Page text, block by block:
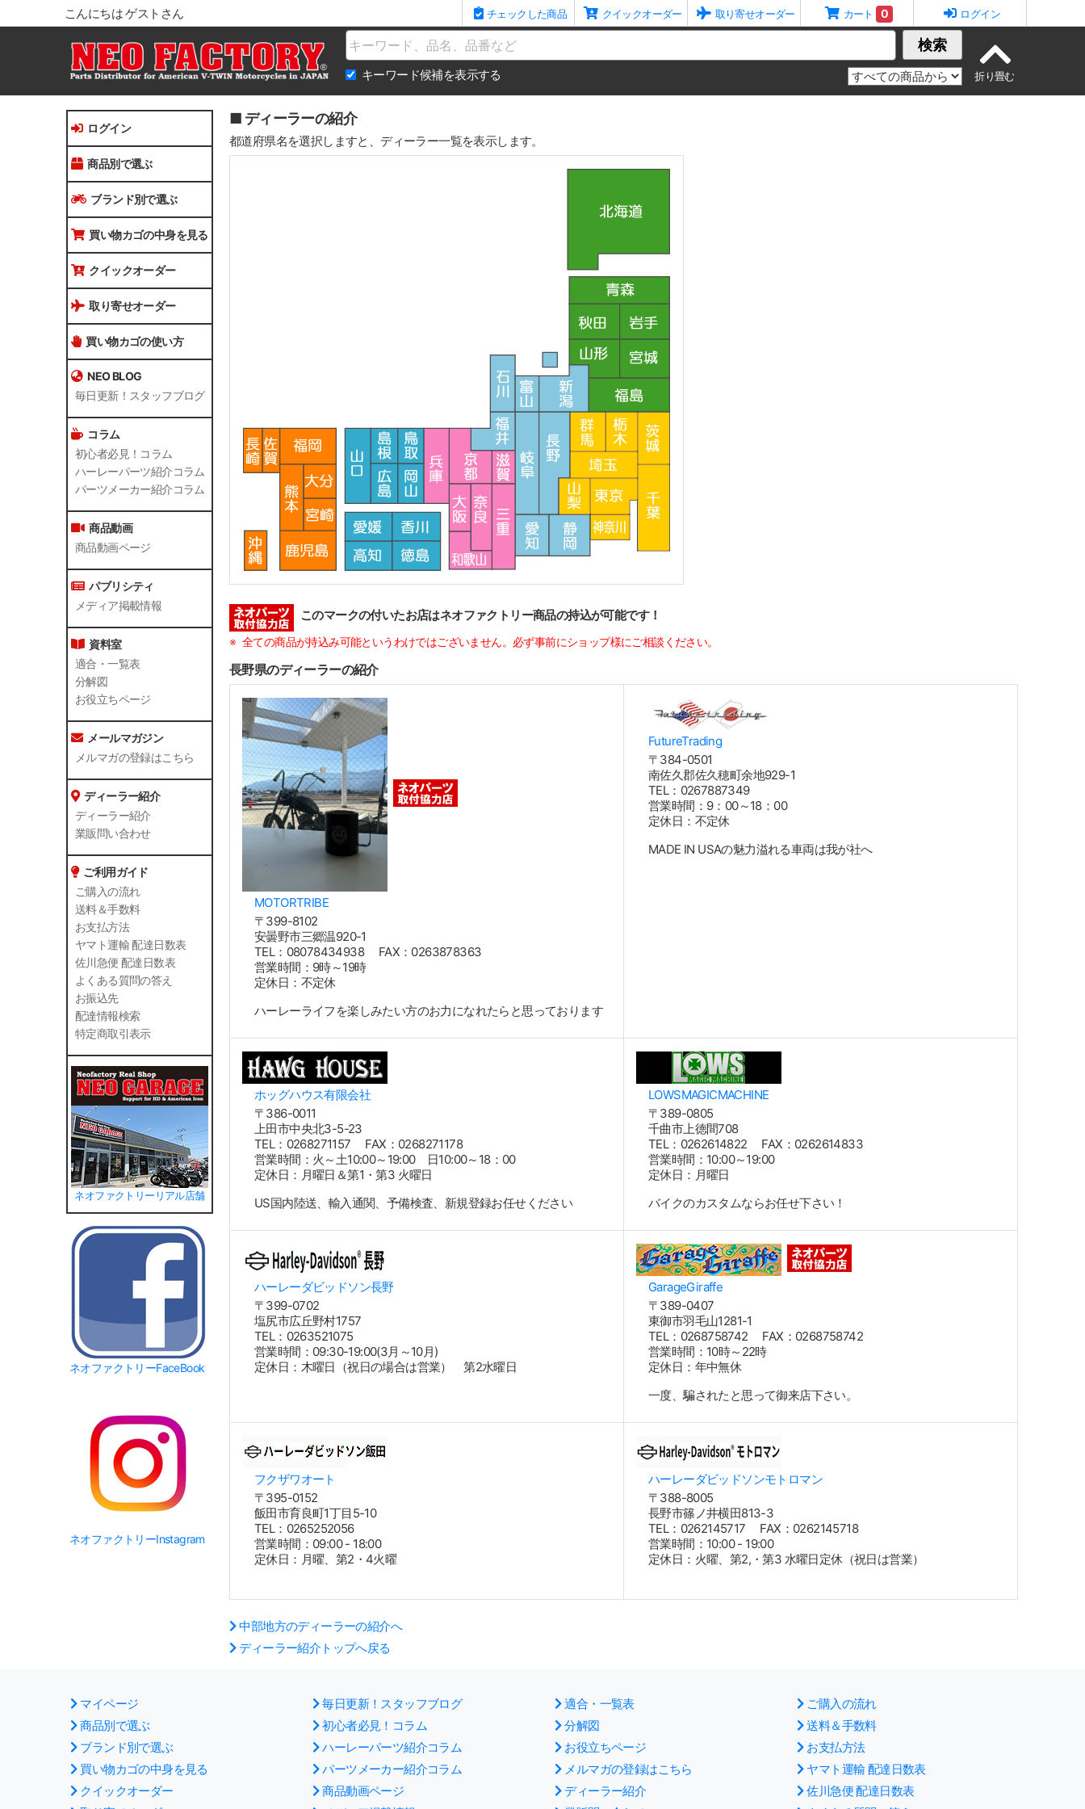
こんにちは ゲストさん チェックした商品 クイックオーダー 取り寄せオーダー カート 0 ログイン
Name 検索
キーワード候補を表示する
ログイン
商品別で選ぶ
ブランド別で選ぶ
買い物カゴの中身を見る
クイックオーダー
取り寄せオーダー
買い物カゴの使い方
NEO BLOG
毎日更新！スタッフブログ
コラム
初心者必見！コラム
ハーレーパーツ紹介コラム
パーツメーカー紹介コラム
商品動画
商品動画ページ
パブリシティ
メディア掲載情報
資料室
適合・一覧表
分解図
お役立ちページ
メールマガジン
メルマガの登録はこちら
ディーラー紹介
ディーラー紹介
業販問い合わせ
ご利用ガイド
ご購入の流れ
送料＆手数料
お支払方法
ヤマト運輸 配達日数表
佐川急便 配達日数表
よくある質問の答え
お振込先
配達情報検索
特定商取引表示
ネオファクトリーリアル店舗
ネオファクトリーFaceBook
ネオファクトリーInstagram
■ ディーラーの紹介
都道府県名を選択しますと、ディーラー一覧を表示します。
このマークの付いたお店はネオファクトリー商品の持込が可能です！
全ての商品が持込み可能というわけではございません。必ず事前にショップ様にご相談ください。
長野県のディーラーの紹介
MOTORTRIBE
〒399-8102
安曇野市三郷温920-1
TEL：08078434938 FAX：0263878363
営業時間：9時～19時
定休日：不定休
ハーレーライフを楽しみたい方のお力になれたらと思っております
FutureTrading
〒384-0501
南佐久郡佐久穂町余地929-1
TEL：0267887349
営業時間：9：00～18：00
定休日：不定休
MADE IN USAの魅力溢れる車両は我が社へ
ホッグハウス有限会社
〒386-0011
上田市中央北3-5-23
TEL：0268271157 FAX：0268271178
営業時間：火～土10:00～19:00 日10:00～18：00
定休日：月曜日＆第1・第3 火曜日
US国内陸送、輸入通関、予備検査、新規登録お任せください
LOWSMAGICMACHINE
〒389-0805
千曲市上徳間708
TEL：0262614822 FAX：0262614833
営業時間：10:00～19:00
定休日：月曜日
バイクのカスタムならお任せ下さい！
ハーレーダビッドソン長野
〒399-0702
塩尻市広丘野村1757
TEL：0263521075
営業時間：09:30-19:00(3月～10月)
定休日：木曜日（祝日の場合は営業） 第2水曜日
GarageGiraffe
〒389-0407
東御市羽毛山1281-1
TEL：0268758742 FAX：0268758742
営業時間：10時～22時
定休日：年中無休
一度、騙されたと思って御来店下さい。
フクザワオート
〒395-0152
飯田市育良町1丁目5-10
TEL：0265252056
営業時間：09:00 - 18:00
定休日：月曜、第2・4火曜
ハーレーダビッドソンモトロマン
〒388-8005
長野市篠ノ井横田813-3
TEL：0262145717 FAX：0262145718
営業時間：10:00 - 19:00
定休日：火曜、第2,・第3 水曜日定休（祝日は営業）
中部地方のディーラーの紹介へ
ディーラー紹介トップへ戻る
マイページ
商品別で選ぶ
ブランド別で選ぶ
買い物カゴの中身を見る
クイックオーダー
毎日更新！スタッフブログ
初心者必見！コラム
ハーレーパーツ紹介コラム
パーツメーカー紹介コラム
商品動画ページ
適合・一覧表
分解図
お役立ちページ
メルマガの登録はこちら
ディーラー紹介
ご購入の流れ
送料＆手数料
お支払方法
ヤマト運輸 配達日数表
佐川急便 配達日数表